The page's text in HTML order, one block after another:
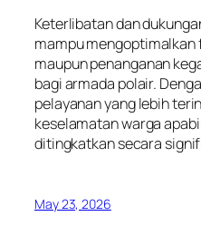
Keterlibatan dan
mampu
maupun penanganan
bagi armada polair.
pelayanan yang lebih
keselamatan warga
ditingkatkan secara
May 23, 2026